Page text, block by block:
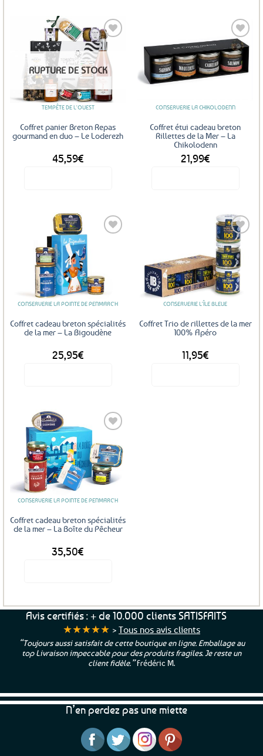
Ajouter
aux
RUPTURE DE STOCK
TEMPÊTE DE L'OUEST
Coffret panier Breton Repas
gourmand en duo – Le Loderezh
45,59€
Ajouter
aux
CONSERVERIE LA CHIKOLODENN
Coffret étui cadeau breton
Rillettes de la Mer – La
Chikolodenn
21,99€
favoris
CONSERVERIE LA POINTE DE PENMARC'H
Coffret cadeau breton spécialités
de la mer – La Bigoudène
25,95€
Ajouter
aux
favoris
CONSERVERIE L'ÎLE BLEUE
Coffret Trio de rillettes de la mer
100% Apéro
11,95€
Ajouter
aux
favoris
CONSERVERIE LA POINTE DE PENMARC'H
Coffret cadeau breton spécialités
de la mer – La Boîte du Pêcheur
35,50€
Avis certifiés : + de 10.000 clients SATISFAITS
★★★★★ > Tous nos avis clients
“Toujours aussi satisfait de cette boutique en ligne. Emballage au
top Livraison impeccable pour des produits fragiles. Je reste un
client fidèle.”Frédéric M.
N’en perdez pas une miette